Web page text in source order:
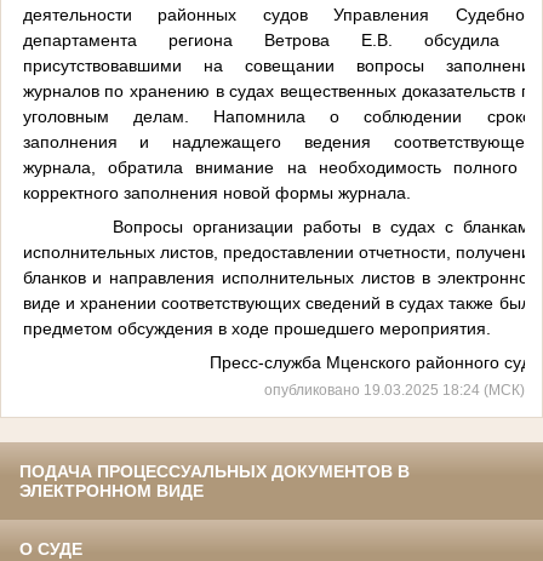
деятельности районных судов Управления Судебного
департамента региона Ветрова Е.В. обсудила с
присутствовавшими на совещании вопросы заполнения
журналов по хранению в судах вещественных доказательств по
уголовным делам. Напомнила о соблюдении сроков
заполнения и надлежащего ведения соответствующего
журнала, обратила внимание на необходимость полного и
корректного заполнения новой формы журнала.
Вопросы организации работы в судах с бланками
исполнительных листов, предоставлении отчетности, получения
бланков и направления исполнительных листов в электронном
виде и хранении соответствующих сведений в судах также были
предметом обсуждения в ходе прошедшего мероприятия.
Пресс-служба Мценского районного суда
опубликовано 19.03.2025 18:24 (МСК)
ПОДАЧА ПРОЦЕССУАЛЬНЫХ ДОКУМЕНТОВ В
ЭЛЕКТРОННОМ ВИДЕ
О СУДЕ